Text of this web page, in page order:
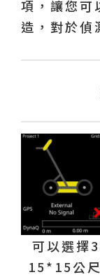
項，讓您可
造，對於偵
可以選擇
15*15公